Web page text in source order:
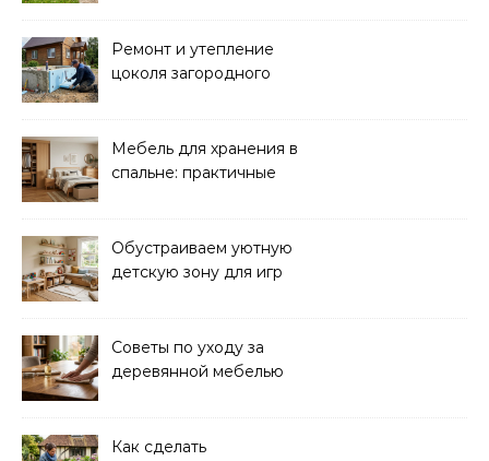
Ремонт и утепление
цоколя загородного
Мебель для хранения в
спальне: практичные
Обустраиваем уютную
детскую зону для игр
Советы по уходу за
деревянной мебелью
Как сделать